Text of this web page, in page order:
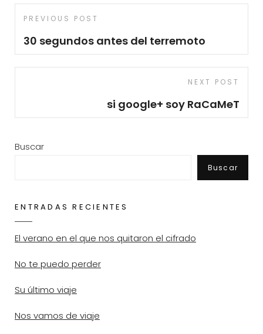
Navegación
de
entradas
Previous
Post
PREVIOUS POST
30 segundos antes del terremoto
NEXT POST
si google+ soy RaCaMeT
Buscar
Buscar
ENTRADAS RECIENTES
El verano en el que nos quitaron el cifrado
No te puedo perder
Su último viaje
Nos vamos de viaje